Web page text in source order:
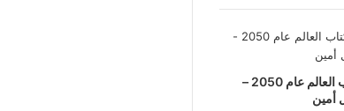
كتاب العالم عام 2050 –
أمين